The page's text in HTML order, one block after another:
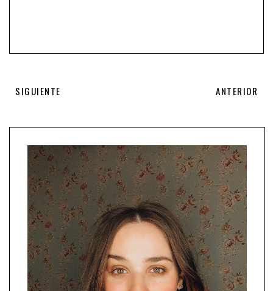
SIGUIENTE ANTERIOR